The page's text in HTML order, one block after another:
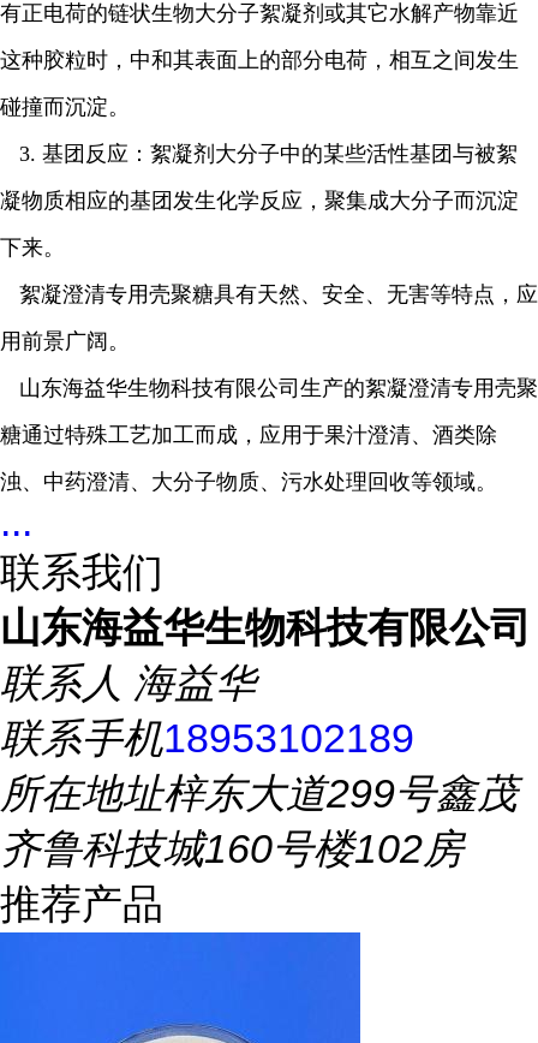
有正电荷的链状生物大分子絮凝剂或其它水解产物靠近
这种胶粒时，中和其表面上的部分电荷，相互之间发生
碰撞而沉淀。
3. 基团反应：絮凝剂大分子中的某些活性基团与被絮
凝物质相应的基团发生化学反应，聚集成大分子而沉淀
下来。
絮凝澄清专用壳聚糖具有天然、安全、无害等特点，应
用前景广阔。
山东海益华生物科技有限公司生产的絮凝澄清专用壳聚
糖通过特殊工艺加工而成，应用于果汁澄清、酒类除
浊、中药澄清、大分子物质、污水处理回收等领域。
...
联系我们
山东海益华生物科技有限公司
联系人 海益华
联系手机18953102189
所在地址梓东大道299号鑫茂
齐鲁科技城160号楼102房
推荐产品